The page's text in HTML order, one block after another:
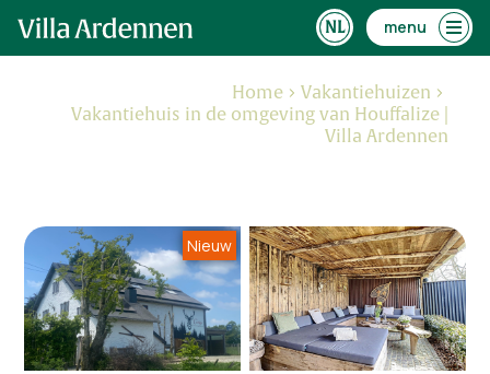
menu
Home
Vakantiehuizen
Vakantiehuis in de omgeving van Houffalize |
Villa Ardennen
Nieuw